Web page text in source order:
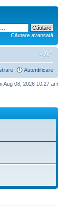
Căutare avansată
Autentificare
Aug 08, 2026 10:27 am